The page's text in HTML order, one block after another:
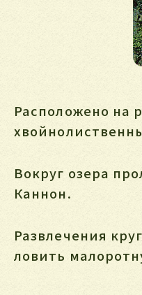
Расположено на
Вокруг озера
Каннон.
Развлечения
ловить